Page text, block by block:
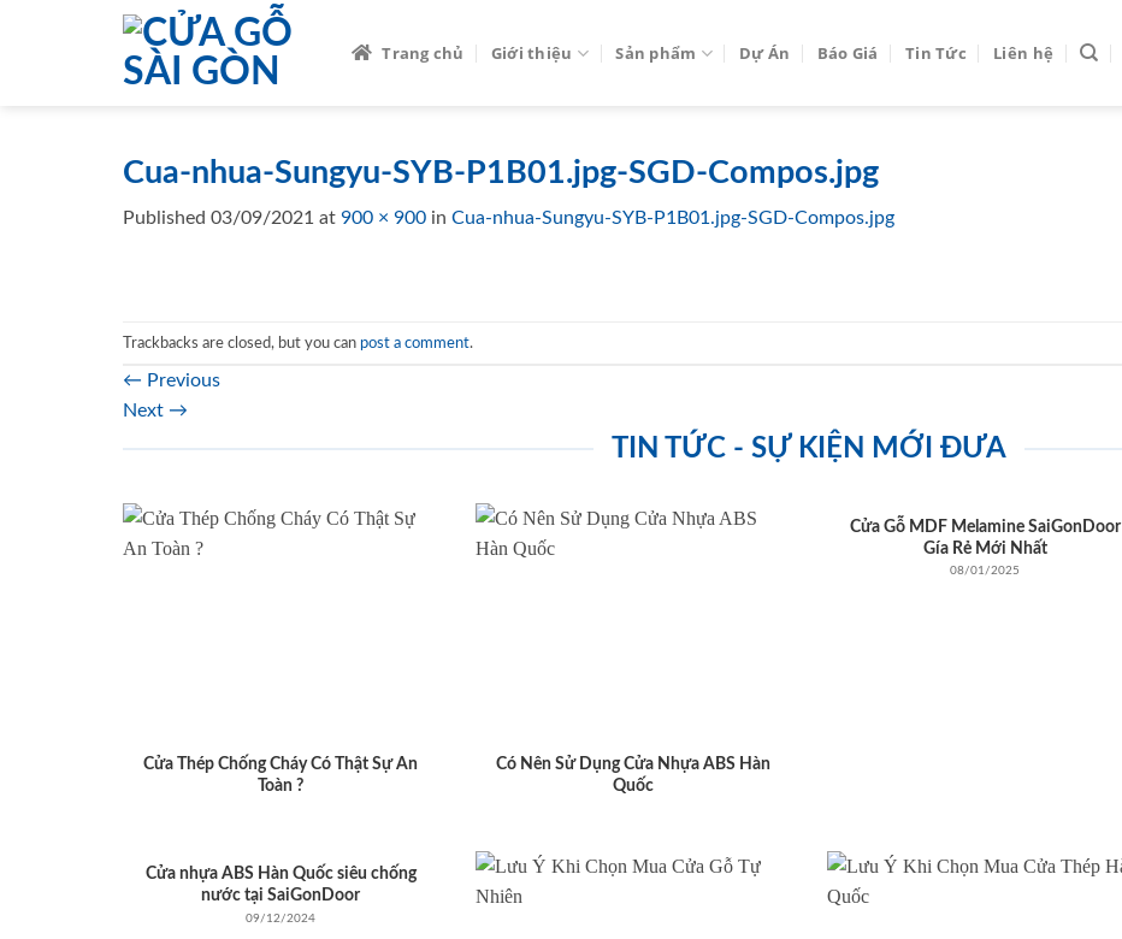
Trang chủ Giới thiệu Sản phẩm Dự Án Báo Giá Tin Tức Liên hệ
Cua-nhua-Sungyu-SYB-P1B01.jpg-SGD-Compos.jpg
Published 03/09/2021 at 900 × 900 in Cua-nhua-Sungyu-SYB-P1B01.jpg-SGD-Compos.jpg
Trackbacks are closed, but you can post a comment.
← Previous
Next →
TIN TỨC - SỰ KIỆN MỚI ĐƯA
Cửa Thép Chống Cháy Có Thật Sự An
Toàn ?
Có Nên Sử Dụng Cửa Nhựa ABS Hàn
Quốc
Cửa Gỗ MDF Melamine SaiGonDoor
Gía Rẻ Mới Nhất
08/01/2025
Cửa nhựa ABS Hàn Quốc siêu chống
nước tại SaiGonDoor
09/12/2024